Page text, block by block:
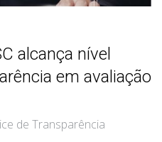
alcança nível
em avaliação
de Transparência